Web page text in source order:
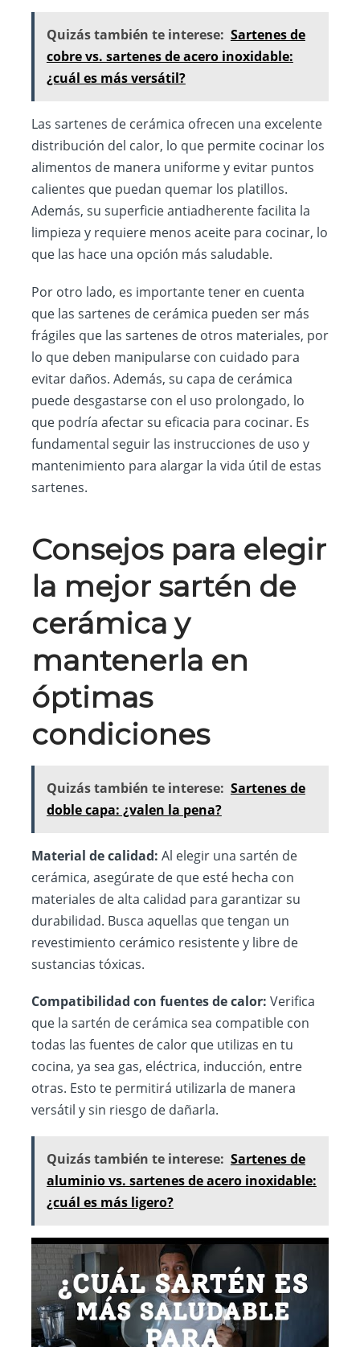
Quizás también te interese: Sartenes de
cobre vs. sartenes de acero inoxidable:
¿cuál es más versátil?
Las sartenes de cerámica ofrecen una excelente
distribución del calor, lo que permite cocinar los
alimentos de manera uniforme y evitar puntos
calientes que puedan quemar los platillos.
Además, su superficie antiadherente facilita la
limpieza y requiere menos aceite para cocinar, lo
que las hace una opción más saludable.
Por otro lado, es importante tener en cuenta
que las sartenes de cerámica pueden ser más
frágiles que las sartenes de otros materiales, por
lo que deben manipularse con cuidado para
evitar daños. Además, su capa de cerámica
puede desgastarse con el uso prolongado, lo
que podría afectar su eficacia para cocinar. Es
fundamental seguir las instrucciones de uso y
mantenimiento para alargar la vida útil de estas
sartenes.
Consejos para elegir
la mejor sartén de
cerámica y
mantenerla en
óptimas
condiciones
Quizás también te interese: Sartenes de
doble capa: ¿valen la pena?
Material de calidad: Al elegir una sartén de
cerámica, asegúrate de que esté hecha con
materiales de alta calidad para garantizar su
durabilidad. Busca aquellas que tengan un
revestimiento cerámico resistente y libre de
sustancias tóxicas.
Compatibilidad con fuentes de calor: Verifica
que la sartén de cerámica sea compatible con
todas las fuentes de calor que utilizas en tu
cocina, ya sea gas, eléctrica, inducción, entre
otras. Esto te permitirá utilizarla de manera
versátil y sin riesgo de dañarla.
Quizás también te interese: Sartenes de
aluminio vs. sartenes de acero inoxidable:
¿cuál es más ligero?